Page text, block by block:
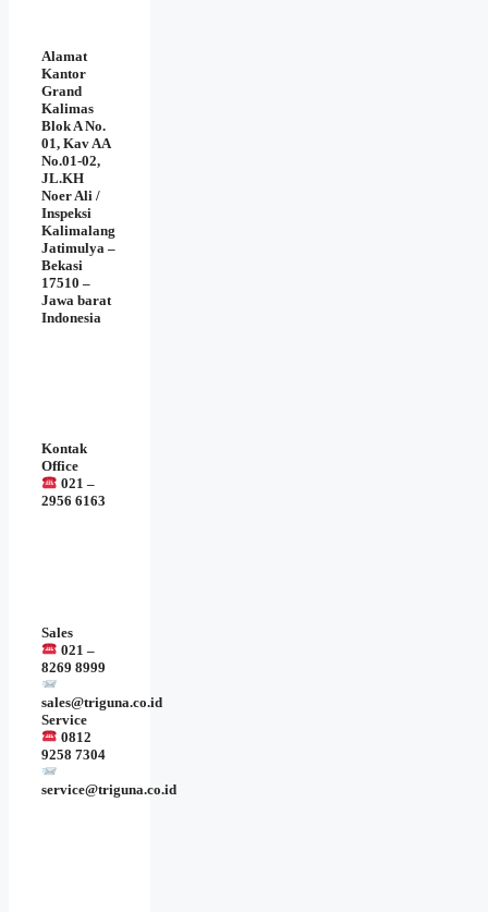
Alamat
Kantor
Grand
Kalimas
Blok A No.
01, Kav AA
No.01-02,
JL.KH
Noer Ali /
Inspeksi
Kalimalang
Jatimulya –
Bekasi
17510 –
Jawa barat
Indonesia
Kontak
Office
021 –
2956 6163
Sales
021 –
8269 8999
sales@triguna.co.id
Service
0812
9258 7304
service@triguna.co.id